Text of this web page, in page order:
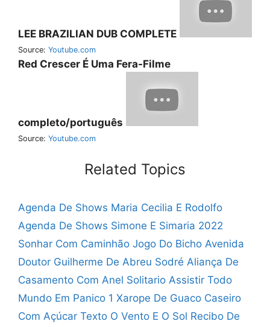
LEE BRAZILIAN DUB COMPLETE
Source: Youtube.com
Red Crescer É Uma Fera-Filme
completo/português
Source: Youtube.com
Related Topics
Agenda De Shows Maria Cecilia E Rodolfo
Agenda De Shows Simone E Simaria 2022
Sonhar Com Caminhão Jogo Do Bicho Avenida
Doutor Guilherme De Abreu Sodré Aliança De
Casamento Com Anel Solitario Assistir Todo
Mundo Em Panico 1 Xarope De Guaco Caseiro
Com Açúcar Texto O Vento E O Sol Recibo De